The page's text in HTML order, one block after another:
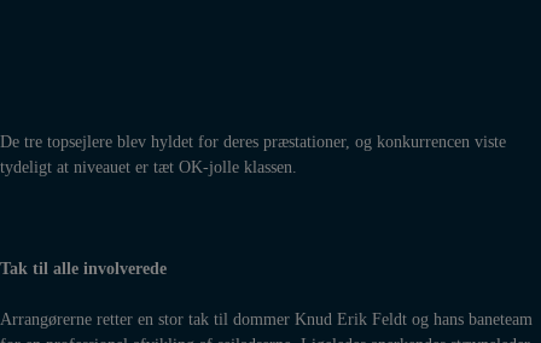
De tre topsejlere blev hyldet for deres præstationer, og konkurrencen viste
tydeligt at niveauet er tæt OK-jolle klassen.
Tak til alle involverede
Arrangørerne retter en stor tak til dommer Knud Erik Feldt og hans baneteam